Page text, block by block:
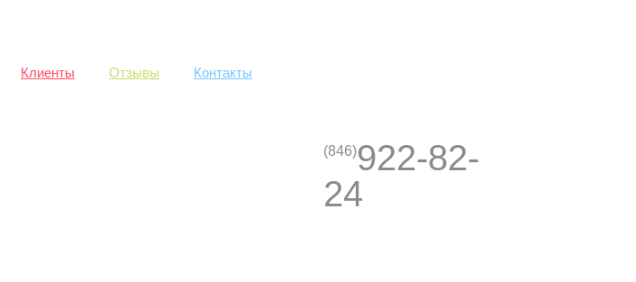
Клиенты Отзывы Контакты
(846)922-82-
24